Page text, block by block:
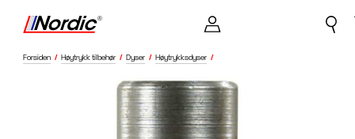
Forsiden / Høytrykk tilbehør / Dyser / Høytrykksdyser /